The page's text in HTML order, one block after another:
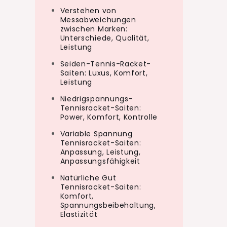
Verstehen von
Messabweichungen
zwischen Marken:
Unterschiede, Qualität,
Leistung
Seiden-Tennis-Racket-
Saiten: Luxus, Komfort,
Leistung
Niedrigspannungs-
Tennisracket-Saiten:
Power, Komfort, Kontrolle
Variable Spannung
Tennisracket-Saiten:
Anpassung, Leistung,
Anpassungsfähigkeit
Natürliche Gut
Tennisracket-Saiten:
Komfort,
Spannungsbeibehaltung,
Elastizität